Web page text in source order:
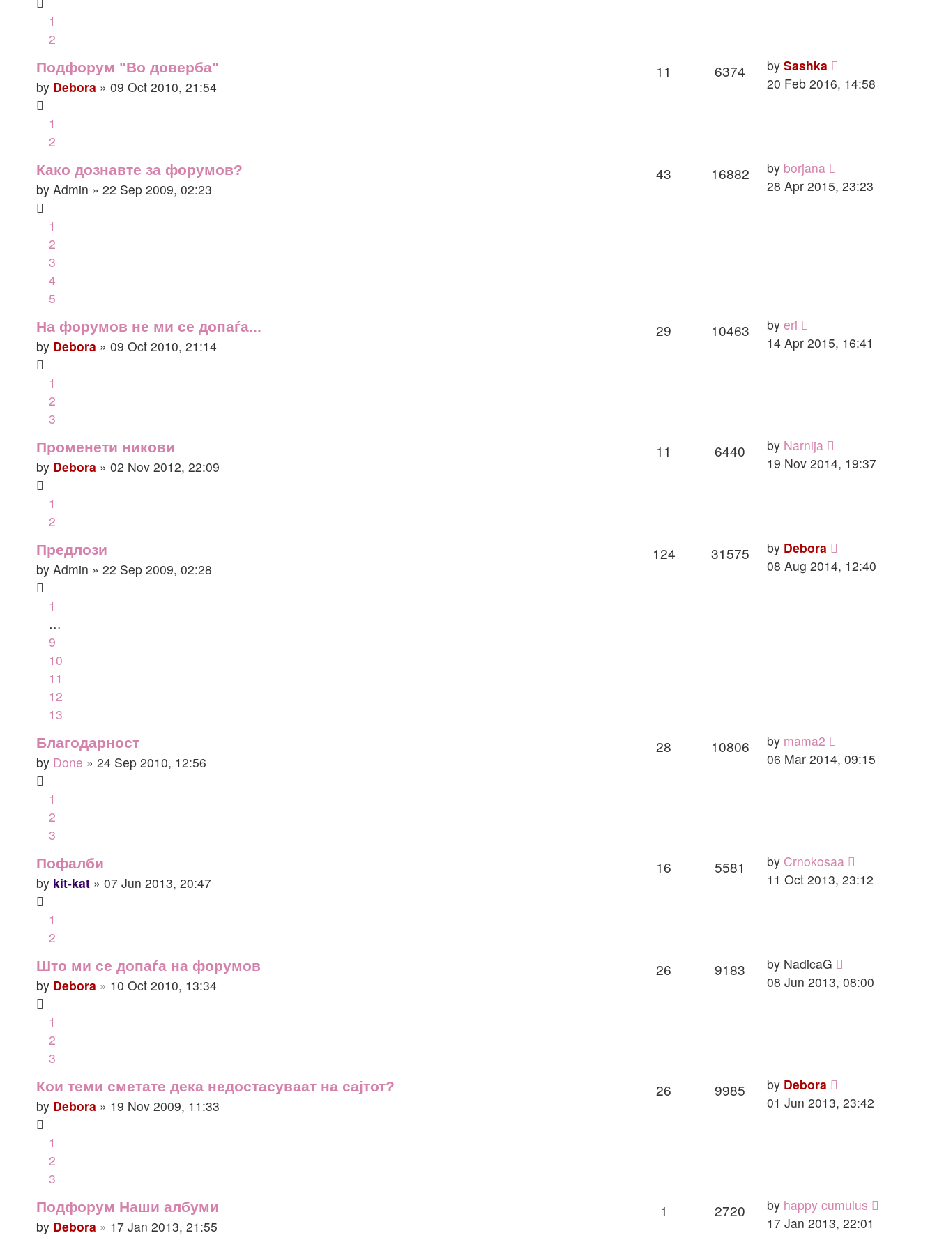
1
2
Подфорум "Во доверба"
by Debora » 09 Oct 2010, 21:54
1
2
11 6374 by Sashka
20 Feb 2016, 14:58
Како дознавте за форумов?
by Admin » 22 Sep 2009, 02:23
1
2
3
4
5
43 16882 by borjana
28 Apr 2015, 23:23
На форумов не ми се допаѓа...
by Debora » 09 Oct 2010, 21:14
1
2
3
29 10463 by eri
14 Apr 2015, 16:41
Променети никови
by Debora » 02 Nov 2012, 22:09
1
2
11 6440 by Narnija
19 Nov 2014, 19:37
Предлози
by Admin » 22 Sep 2009, 02:28
1
…
9
10
11
12
13
124 31575 by Debora
08 Aug 2014, 12:40
Благодарност
by Done » 24 Sep 2010, 12:56
1
2
3
28 10806 by mama2
06 Mar 2014, 09:15
Пофалби
by kit-kat » 07 Jun 2013, 20:47
1
2
16 5581 by Crnokosaa
11 Oct 2013, 23:12
Што ми се допаѓа на форумов
by Debora » 10 Oct 2010, 13:34
1
2
3
26 9183 by NadicaG
08 Jun 2013, 08:00
Кои теми сметате дека недостасуваат на сајтот?
by Debora » 19 Nov 2009, 11:33
1
2
3
26 9985 by Debora
01 Jun 2013, 23:42
Подфорум Наши албуми
by Debora » 17 Jan 2013, 21:55
1 2720 by happy cumulus
17 Jan 2013, 22:01